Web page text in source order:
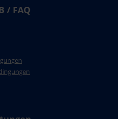
/ FAQ